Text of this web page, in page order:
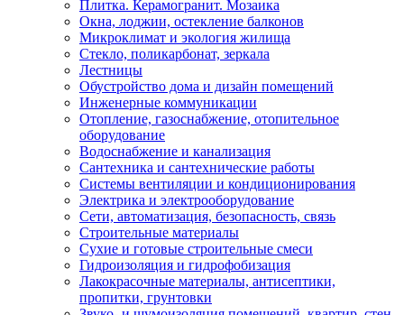
Плитка. Керамогранит. Мозаика
Окна, лоджии, остекление балконов
Микроклимат и экология жилища
Стекло, поликарбонат, зеркала
Лестницы
Обустройство дома и дизайн помещений
Инженерные коммуникации
Отопление, газоснабжение, отопительное
оборудование
Водоснабжение и канализация
Сантехника и сантехнические работы
Системы вентиляции и кондиционирования
Электрика и электрооборудование
Сети, автоматизация, безопасность, связь
Строительные материалы
Сухие и готовые строительные смеси
Гидроизоляция и гидрофобизация
Лакокрасочные материалы, антисептики,
пропитки, грунтовки